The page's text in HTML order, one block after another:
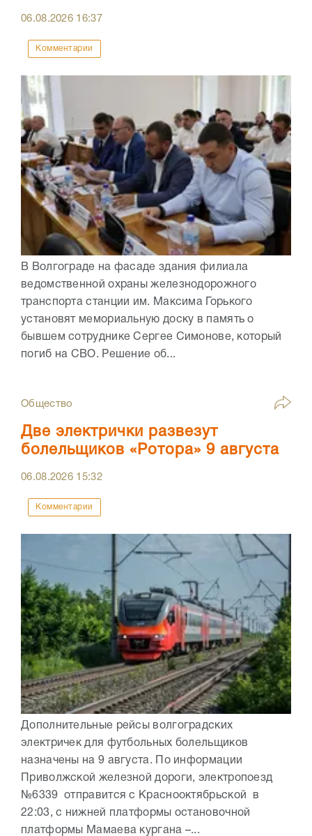
06.08.2026 16:37
Комментарии
В Волгограде на фасаде здания филиала
ведомственной охраны железнодорожного
транспорта станции им. Максима Горького
установят мемориальную доску в память о
бывшем сотруднике Сергее Симонове, который
погиб на СВО. Решение об...
Общество
Две электрички развезут
болельщиков «Ротора» 9 августа
06.08.2026 15:32
Комментарии
Дополнительные рейсы волгоградских
электричек для футбольных болельщиков
назначены на 9 августа. По информации
Приволжской железной дороги, электропоезд
№6339 отправится с Краснооктябрьской в
22:03, с нижней платформы остановочной
платформы Мамаева кургана –...